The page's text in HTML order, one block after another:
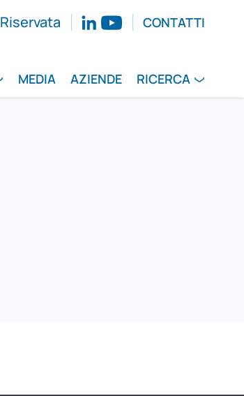
CONTATTI
MEDIA AZIENDE RICERCA